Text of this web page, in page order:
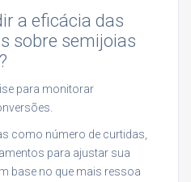
a eficácia das
sobre semijoias
para monitorar
como número de curtidas,
para ajustar sua
base no que mais ressoa